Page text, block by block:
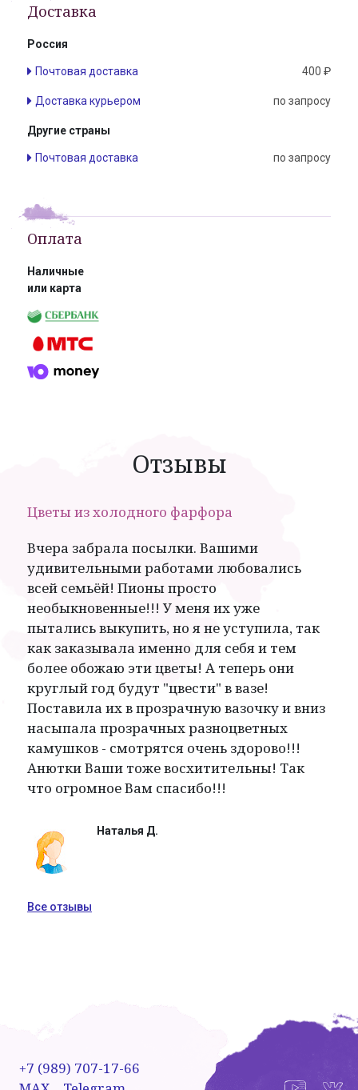
Доставка
Россия
Почтовая доставка 400 ₽
Доставка курьером по запросу
Другие страны
Почтовая доставка по запросу
Оплата
Наличные
или карта
Отзывы
Цветы из холодного фарфора
Вчера забрала посылки. Вашими
удивительными работами любовались
всей семьёй! Пионы просто
необыкновенные!!! У меня их уже
пытались выкупить, но я не уступила, так
как заказывала именно для себя и тем
более обожаю эти цветы! А теперь они
круглый год будут "цвести" в вазе!
Поставила их в прозрачную вазочку и вниз
насыпала прозрачных разноцветных
камушков - смотрятся очень здорово!!!
Анютки Ваши тоже восхитительны! Так
что огромное Вам спасибо!!!
Наталья Д.
Все отзывы
+7 (989) 707-17-66